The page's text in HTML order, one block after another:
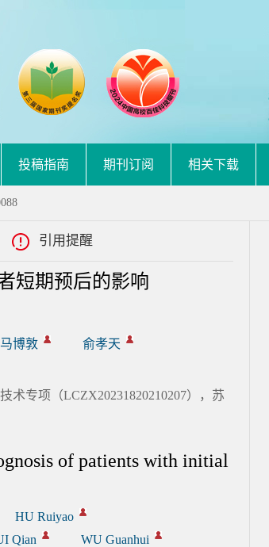
投稿指南 期刊订阅 相关下载
引用提醒
短期预后的影响
马博敦
俞孝天
术专项（LCZX20231820210207），苏
of patients with initial
HU Ruiyao
Qian
WU Guanhui